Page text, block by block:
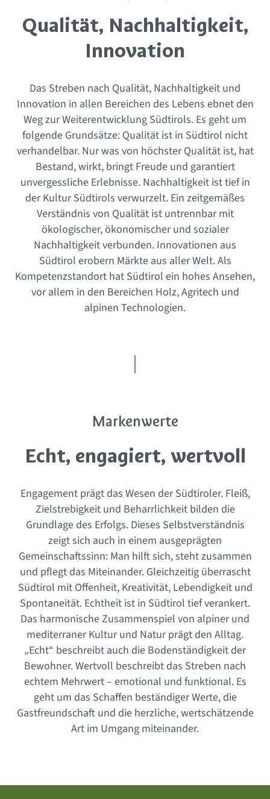
Qualität, Nachhaltigkeit,
Innovation
Das Streben nach Qualität, Nachhaltigkeit und
Innovation in allen Bereichen des Lebens ebnet den
Weg zur Weiterentwicklung Südtirols. Es geht um
folgende Grundsätze: Qualität ist in Südtirol nicht
verhandelbar. Nur was von höchster Qualität ist, hat
Bestand, wirkt, bringt Freude und garantiert
unvergessliche Erlebnisse. Nachhaltigkeit ist tief in
der Kultur Südtirols verwurzelt. Ein zeitgemäßes
Verständnis von Qualität ist untrennbar mit
ökologischer, ökonomischer und sozialer
Nachhaltigkeit verbunden. Innovationen aus
Südtirol erobern Märkte aus aller Welt. Als
Kompetenzstandort hat Südtirol ein hohes Ansehen,
vor allem in den Bereichen Holz, Agritech und
alpinen Technologien.
Markenwerte
Echt, engagiert, wertvoll
Engagement prägt das Wesen der Südtiroler. Fleiß,
Zielstrebigkeit und Beharrlichkeit bilden die
Grundlage des Erfolgs. Dieses Selbstverständnis
zeigt sich auch in einem ausgeprägten
Gemeinschaftssinn: Man hilft sich, steht zusammen
und pflegt das Miteinander. Gleichzeitig überrascht
Südtirol mit Offenheit, Kreativität, Lebendigkeit und
Spontaneität. Echtheit ist in Südtirol tief verankert.
Das harmonische Zusammenspiel von alpiner und
mediterraner Kultur und Natur prägt den Alltag.
„Echt“ beschreibt auch die Bodenständigkeit der
Bewohner. Wertvoll beschreibt das Streben nach
echtem Mehrwert – emotional und funktional. Es
geht um das Schaffen beständiger Werte, die
Gastfreundschaft und die herzliche, wertschätzende
Art im Umgang miteinander.